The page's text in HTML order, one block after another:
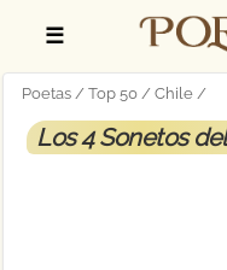
☰
Poetas Top 50 Chile
Los 4 Sonetos